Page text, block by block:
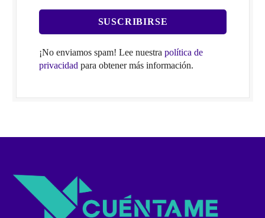
¡No enviamos spam! Lee nuestra política de
privacidad para obtener más información.